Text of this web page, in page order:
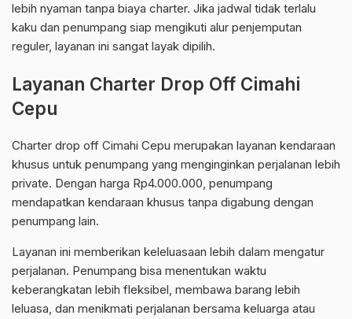
lebih nyaman tanpa biaya charter. Jika jadwal tidak terlalu
kaku dan penumpang siap mengikuti alur penjemputan
reguler, layanan ini sangat layak dipilih.
Layanan Charter Drop Off Cimahi
Cepu
Charter drop off Cimahi Cepu merupakan layanan kendaraan
khusus untuk penumpang yang menginginkan perjalanan lebih
private. Dengan harga Rp4.000.000, penumpang
mendapatkan kendaraan khusus tanpa digabung dengan
penumpang lain.
Layanan ini memberikan keleluasaan lebih dalam mengatur
perjalanan. Penumpang bisa menentukan waktu
keberangkatan lebih fleksibel, membawa barang lebih
leluasa, dan menikmati perjalanan bersama keluarga atau